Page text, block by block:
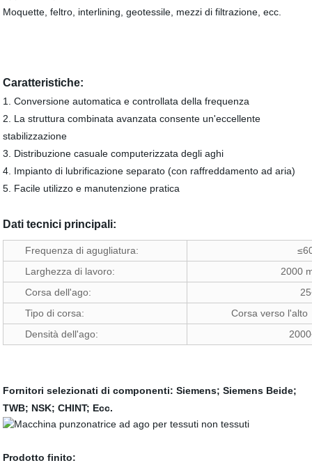
Moquette, feltro, interlining, geotessile, mezzi di filtrazione, ecc.
Caratteristiche:
1. Conversione automatica e controllata della frequenza
2. La struttura combinata avanzata consente un'eccellente
stabilizzazione
3. Distribuzione casuale computerizzata degli aghi
4. Impianto di lubrificazione separato (con raffreddamento ad aria)
5. Facile utilizzo e manutenzione pratica
Dati tecnici principali:
Frequenza di agugliatura:
Larghezza di lavoro:
2000
Corsa dell'ago:
Tipo di corsa:
Corsa verso
Densità dell'ago:
Fornitori selezionati di componenti: Siemens; Siemens Beide;
TWB; NSK; CHINT; Ecc.
Prodotto finito: